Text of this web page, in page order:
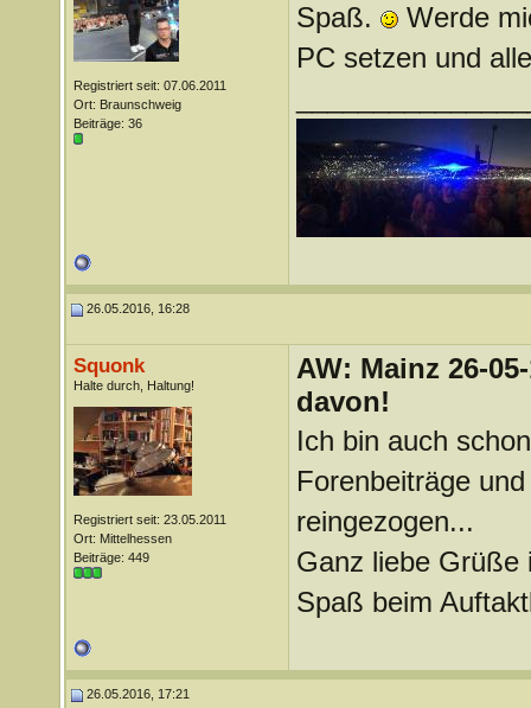
Registriert seit: 07.06.2011
Ort: Braunschweig
Beiträge: 36
Spaß.
Werde
PC setzen und
26.05.2016, 16:28
Squonk
Halte durch, Haltung!
Registriert seit: 23.05.2011
Ort: Mittelhessen
Beiträge: 449
AW: Mainz 26-
davon!
Ich bin auch
Forenbeiträge
reingezogen...
Ganz liebe Grüße
Spaß beim
26.05.2016, 17:21